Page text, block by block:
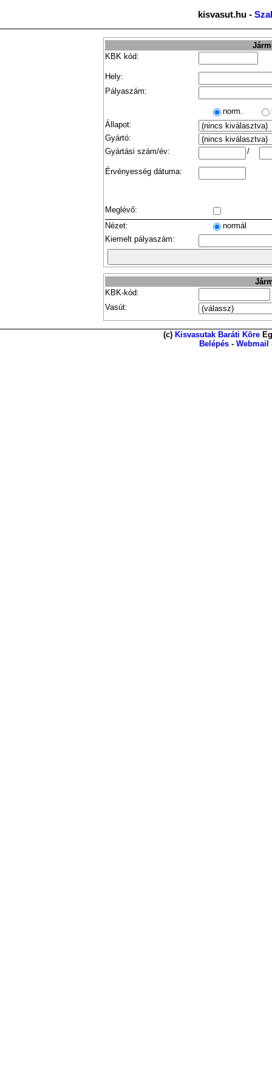
kisvasut.hu -
KBK kód:
Hely:
Pályaszám:
norm.
Állapot:
Gyártó:
Gyártási szám/év:
/
Érvényesség dátuma:
Meglévő:
Nézet:
normál
Kiemelt pályaszám:
KBK-kód:
Vasút:
(c) Kisvasutak Baráti Köre
Belépés - Webmail